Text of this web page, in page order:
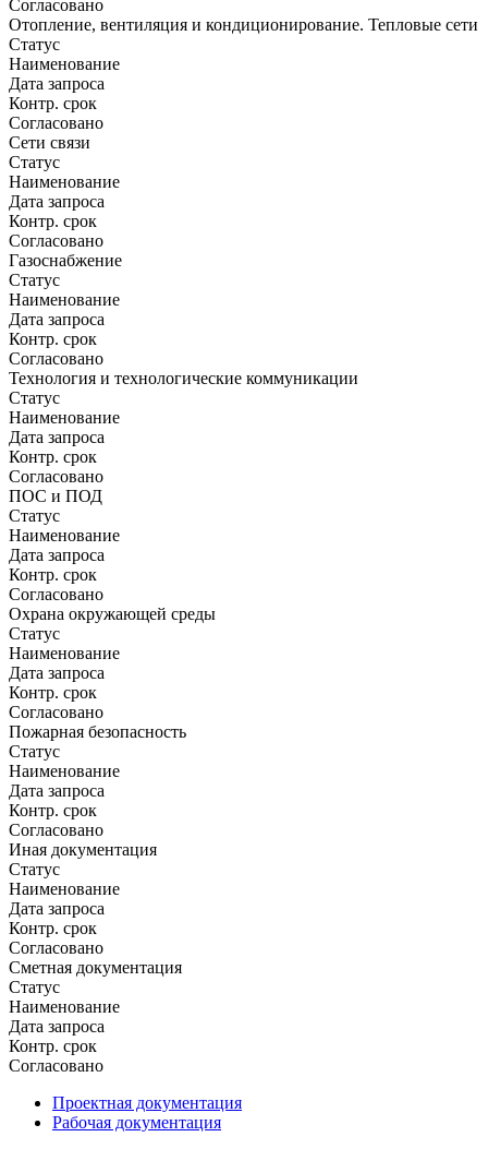
Согласовано
Отопление, вентиляция и кондиционирование. Тепловые сети
Статус
Наименование
Дата запроса
Контр. срок
Согласовано
Сети связи
Статус
Наименование
Дата запроса
Контр. срок
Согласовано
Газоснабжение
Статус
Наименование
Дата запроса
Контр. срок
Согласовано
Технология и технологические коммуникации
Статус
Наименование
Дата запроса
Контр. срок
Согласовано
ПОС и ПОД
Статус
Наименование
Дата запроса
Контр. срок
Согласовано
Охрана окружающей среды
Статус
Наименование
Дата запроса
Контр. срок
Согласовано
Пожарная безопасность
Статус
Наименование
Дата запроса
Контр. срок
Согласовано
Иная документация
Статус
Наименование
Дата запроса
Контр. срок
Согласовано
Сметная документация
Статус
Наименование
Дата запроса
Контр. срок
Согласовано
Проектная документация
Рабочая документация